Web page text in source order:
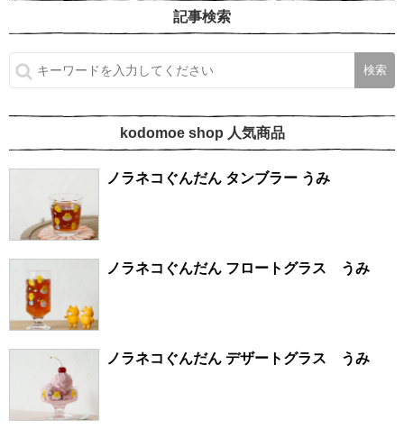
記事検索
kodomoe shop 人気商品
ノラネコぐんだん タンブラー うみ
ノラネコぐんだん フロートグラス うみ
ノラネコぐんだん デザートグラス うみ